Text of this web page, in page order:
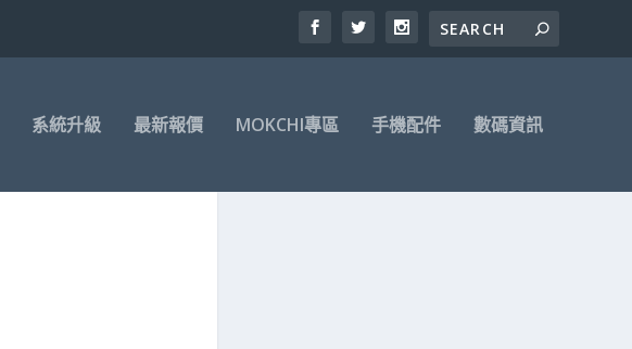
系統升級 最新報價 MOKCHI專區 手機配件 數碼資訊